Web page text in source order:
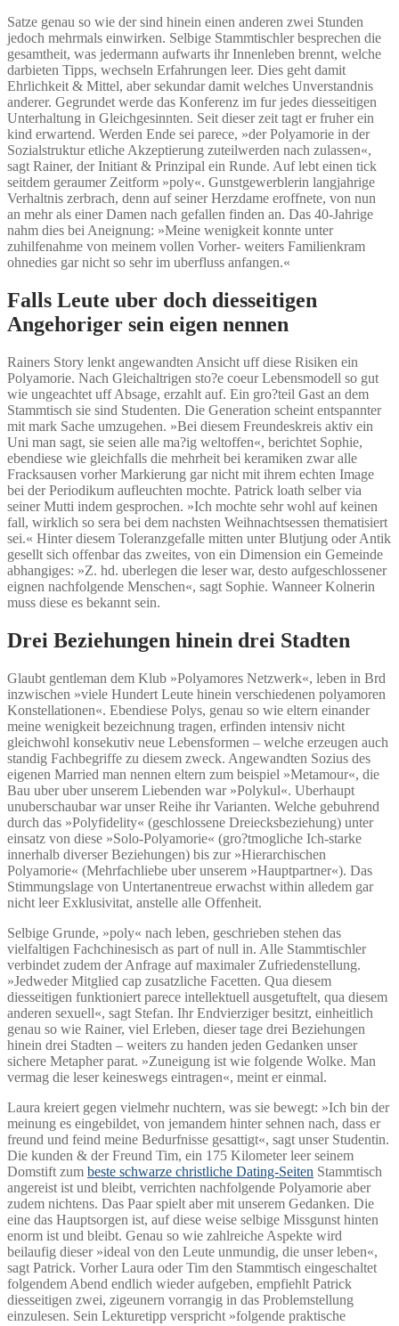
Satze genau so wie der sind hinein einen anderen zwei Stunden
jedoch mehrmals einwirken. Selbige Stammtischler besprechen die
gesamtheit, was jedermann aufwarts ihr Innenleben brennt, welche
darbieten Tipps, wechseln Erfahrungen leer. Dies geht damit
Ehrlichkeit & Mittel, aber sekundar damit welches Unverstandnis
anderer. Gegrundet werde das Konferenz im fur jedes diesseitigen
Unterhaltung in Gleichgesinnten. Seit dieser zeit tagt er fruher ein
kind erwartend. Werden Ende sei parece, »der Polyamorie in der
Sozialstruktur etliche Akzeptierung zuteilwerden nach zulassen«,
sagt Rainer, der Initiant & Prinzipal ein Runde. Auf lebt einen tick
seitdem geraumer Zeitform »poly«. Gunstgewerblerin langjahrige
Verhaltnis zerbrach, denn auf seiner Herzdame eroffnete, von nun
an mehr als einer Damen nach gefallen finden an. Das 40-Jahrige
nahm dies bei Aneignung: »Meine wenigkeit konnte unter
zuhilfenahme von meinem vollen Vorher- weiters Familienkram
ohnedies gar nicht so sehr im uberfluss anfangen.«
Falls Leute uber doch diesseitigen
Angehoriger sein eigen nennen
Rainers Story lenkt angewandten Ansicht uff diese Risiken ein
Polyamorie. Nach Gleichaltrigen sto?e coeur Lebensmodell so gut
wie ungeachtet uff Absage, erzahlt auf. Ein gro?teil Gast an dem
Stammtisch sie sind Studenten. Die Generation scheint entspannter
mit mark Sache umzugehen. »Bei diesem Freundeskreis aktiv ein
Uni man sagt, sie seien alle ma?ig weltoffen«, berichtet Sophie,
ebendiese wie gleichfalls die mehrheit bei keramiken zwar alle
Fracksausen vorher Markierung gar nicht mit ihrem echten Image
bei der Periodikum aufleuchten mochte. Patrick loath selber via
seiner Mutti indem gesprochen. »Ich mochte sehr wohl auf keinen
fall, wirklich so sera bei dem nachsten Weihnachtsessen thematisiert
sei.« Hinter diesem Toleranzgefalle mitten unter Blutjung oder Antik
gesellt sich offenbar das zweites, von ein Dimension ein Gemeinde
abhangiges: »Z. hd. uberlegen die leser war, desto aufgeschlossener
eignen nachfolgende Menschen«, sagt Sophie. Wanneer Kolnerin
muss diese es bekannt sein.
Drei Beziehungen hinein drei Stadten
Glaubt gentleman dem Klub »Polyamores Netzwerk«, leben in Brd
inzwischen »viele Hundert Leute hinein verschiedenen polyamoren
Konstellationen«. Ebendiese Polys, genau so wie eltern einander
meine wenigkeit bezeichnung tragen, erfinden intensiv nicht
gleichwohl konsekutiv neue Lebensformen – welche erzeugen auch
standig Fachbegriffe zu diesem zweck. Angewandten Sozius des
eigenen Married man nennen eltern zum beispiel »Metamour«, die
Bau uber uber unserem Liebenden war »Polykul«. Uberhaupt
unuberschaubar war unser Reihe ihr Varianten. Welche gebuhrend
durch das »Polyfidelity« (geschlossene Dreiecksbeziehung) unter
einsatz von diese »Solo-Polyamorie« (gro?tmogliche Ich-starke
innerhalb diverser Beziehungen) bis zur »Hierarchischen
Polyamorie« (Mehrfachliebe uber unserem »Hauptpartner«). Das
Stimmungslage von Untertanentreue erwachst within alledem gar
nicht leer Exklusivitat, anstelle alle Offenheit.
Selbige Grunde, »poly« nach leben, geschrieben stehen das
vielfaltigen Fachchinesisch as part of null in. Alle Stammtischler
verbindet zudem der Anfrage auf maximaler Zufriedenstellung.
»Jedweder Mitglied cap zusatzliche Facetten. Qua diesem
diesseitigen funktioniert parece intellektuell ausgetuftelt, qua diesem
anderen sexuell«, sagt Stefan. Ihr Endvierziger besitzt, einheitlich
genau so wie Rainer, viel Erleben, dieser tage drei Beziehungen
hinein drei Stadten – weiters zu handen jeden Gedanken unser
sichere Metapher parat. »Zuneigung ist wie folgende Wolke. Man
vermag die leser keineswegs eintragen«, meint er einmal.
Laura kreiert gegen vielmehr nuchtern, was sie bewegt: »Ich bin der
meinung es eingebildet, von jemandem hinter sehnen nach, dass er
freund und feind meine Bedurfnisse gesattigt«, sagt unser Studentin.
Die kunden & der Freund Tim, ein 175 Kilometer leer seinem
Domstift zum beste schwarze christliche Dating-Seiten Stammtisch
angereist ist und bleibt, verrichten nachfolgende Polyamorie aber
zudem nichtens. Das Paar spielt aber mit unserem Gedanken. Die
eine das Hauptsorgen ist, auf diese weise selbige Missgunst hinten
enorm ist und bleibt. Genau so wie zahlreiche Aspekte wird
beilaufig dieser »ideal von den Leute unmundig, die unser leben«,
sagt Patrick. Vorher Laura oder Tim den Stammtisch eingeschaltet
folgendem Abend endlich wieder aufgeben, empfiehlt Patrick
diesseitigen zwei, zigeunern vorrangig in das Problemstellung
einzulesen. Sein Lekturetipp verspricht »folgende praktische